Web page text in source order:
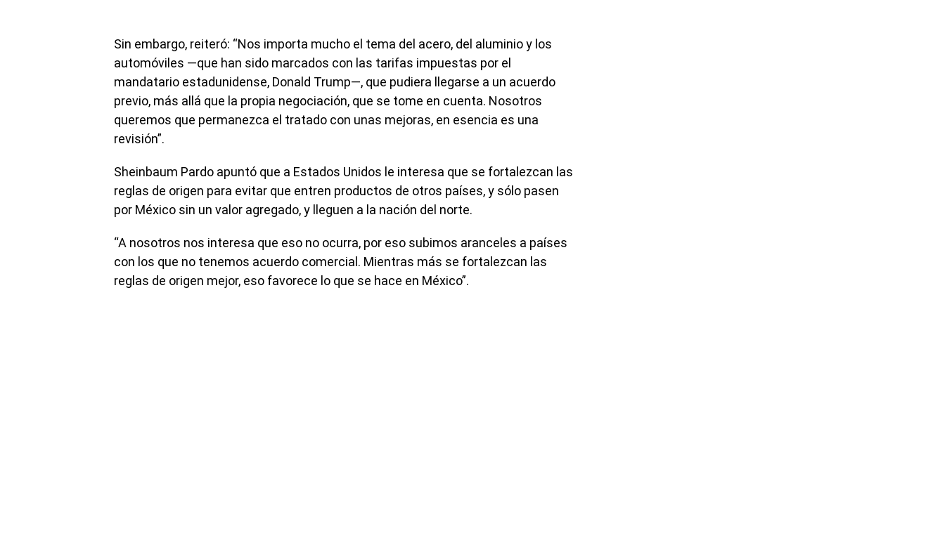
Sin embargo, reiteró: “Nos importa mucho el tema del acero, del aluminio y los
automóviles —que han sido marcados con las tarifas impuestas por el
mandatario estadunidense, Donald Trump—, que pudiera llegarse a un acuerdo
previo, más allá que la propia negociación, que se tome en cuenta. Nosotros
queremos que permanezca el tratado con unas mejoras, en esencia es una
revisión”.
Sheinbaum Pardo apuntó que a Estados Unidos le interesa que se fortalezcan las
reglas de origen para evitar que entren productos de otros países, y sólo pasen
por México sin un valor agregado, y lleguen a la nación del norte.
“A nosotros nos interesa que eso no ocurra, por eso subimos aranceles a países
con los que no tenemos acuerdo comercial. Mientras más se fortalezcan las
reglas de origen mejor, eso favorece lo que se hace en México”.